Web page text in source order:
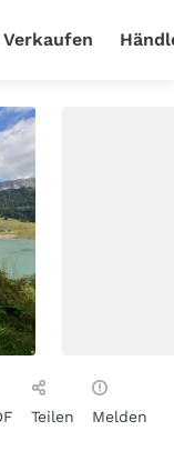
Verkaufen
Teilen Melden